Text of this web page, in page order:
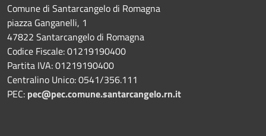
Comune di Santarcangelo di Romagna
piazza Ganganelli, 1
47822 Santarcangelo di Romagna
Codice Fiscale: 01219190400
Partita IVA: 01219190400
Centralino Unico: 0541/356.111
PEC: pec@pec.comune.santarcangelo.rn.it